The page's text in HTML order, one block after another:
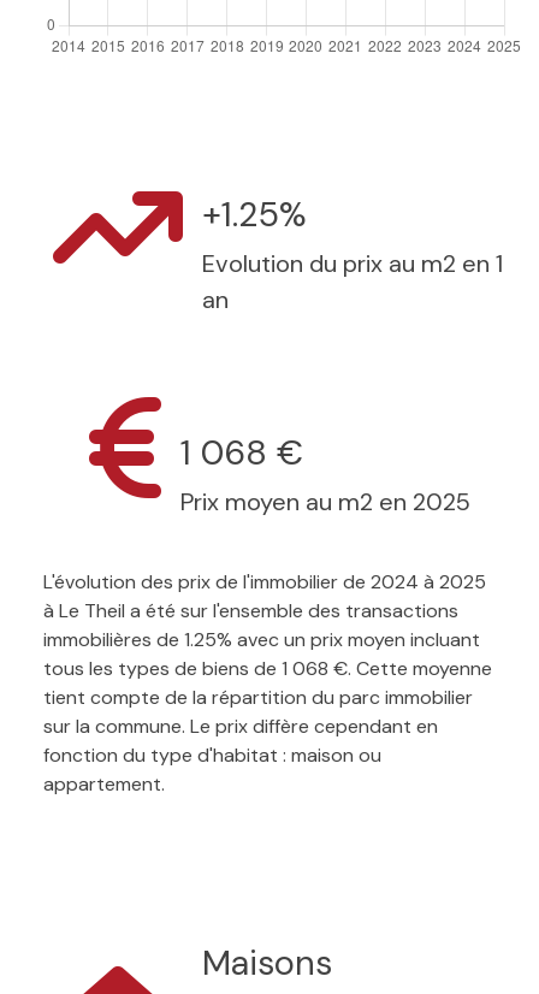
+1.25%
Evolution du prix au m2 en 1
an
1 068 €
Prix moyen au m2 en 2025
L'évolution des prix de l'immobilier de 2024 à 2025
à Le Theil a été sur l'ensemble des transactions
immobilières de 1.25% avec un prix moyen incluant
tous les types de biens de 1 068 €. Cette moyenne
tient compte de la répartition du parc immobilier
sur la commune. Le prix diffère cependant en
fonction du type d'habitat : maison ou
appartement.
Maisons